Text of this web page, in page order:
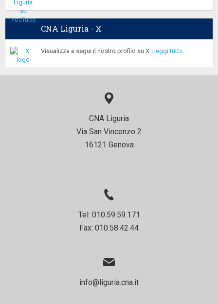
CNA Liguria - X
Visualizza e segui il nostro profilo su X: Leggi tutto...
CNA Liguria
Via San Vincenzo 2
16121 Genova
Tel: 010.59.59.171
Fax: 010.58.42.44
info@liguria.cna.it